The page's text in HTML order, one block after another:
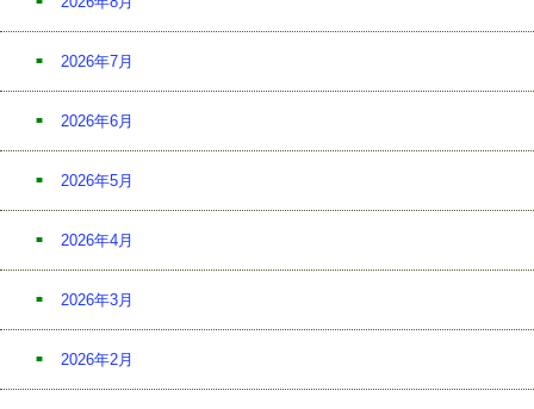
2026年7月
2026年6月
2026年5月
2026年4月
2026年3月
2026年2月